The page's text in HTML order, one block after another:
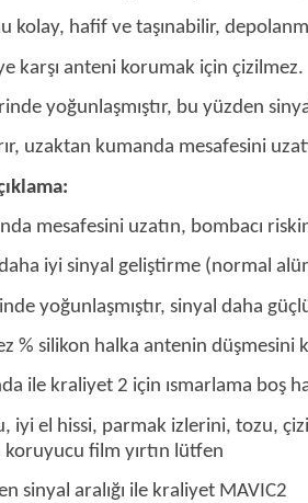
kolay, hafif ve taşınabilir,
karşı anteni korumak için çizilmez.
yoğunlaşmıştır, bu yüzden
uzaktan kumanda mesafesini
mesafesini uzatın, bombacı
iyi sinyal geliştirme (normal
yoğunlaşmıştır, sinyal daha
% silikon halka antenin düşmesini
ile kraliyet 2 için ısmarlama boş
iyi el hissi, parmak izlerini, tozu,
film yırtın lütfen
sinyal aralığı ile kraliyet MAVIC2